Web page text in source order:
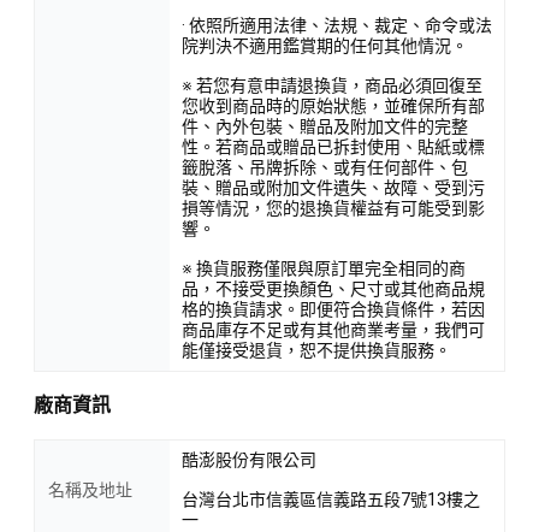
· 依照所適用法律、法規、裁定、命令或法
院判決不適用鑑賞期的任何其他情況。
※ 若您有意申請退換貨，商品必須回復至
您收到商品時的原始狀態，並確保所有部
件、內外包裝、贈品及附加文件的完整
性。若商品或贈品已拆封使用、貼紙或標
籤脫落、吊牌拆除、或有任何部件、包
裝、贈品或附加文件遺失、故障、受到污
損等情況，您的退換貨權益有可能受到影
響。
※ 換貨服務僅限與原訂單完全相同的商
品，不接受更換顏色、尺寸或其他商品規
格的換貨請求。即便符合換貨條件，若因
商品庫存不足或有其他商業考量，我們可
能僅接受退貨，恕不提供換貨服務。
廠商資訊
名稱及地址
酷澎股份有限公司
台灣台北市信義區信義路五段7號13樓之
一